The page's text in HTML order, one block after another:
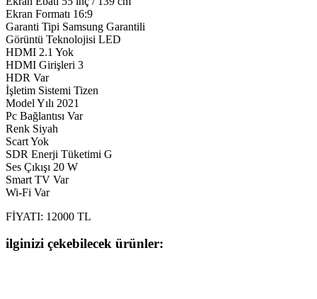
Ekran Formatı 16:9
Garanti Tipi Samsung Garantili
Görüntü Teknolojisi LED
HDMI 2.1 Yok
HDMI Girişleri 3
HDR Var
İşletim Sistemi Tizen
Model Yılı 2021
Pc Bağlantısı Var
Renk Siyah
Scart Yok
SDR Enerji Tüketimi G
Ses Çıkışı 20 W
Smart TV Var
Wi-Fi Var
FİYATI: 12000 TL
ilginizi çekebilecek ürünler: